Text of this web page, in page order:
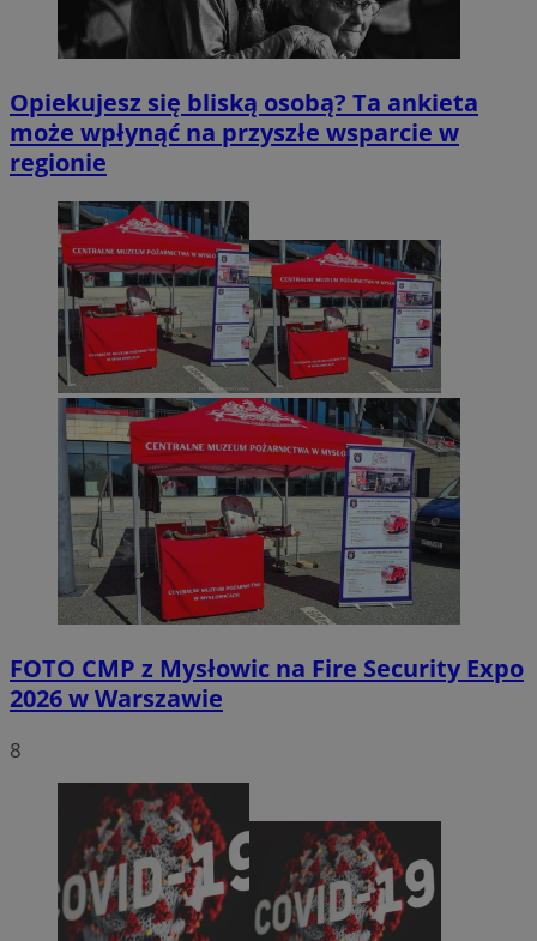
Opiekujesz się bliską osobą? Ta ankieta
może wpłynąć na przyszłe wsparcie w
regionie
FOTO CMP z Mysłowic na Fire Security Expo
2026 w Warszawie
8